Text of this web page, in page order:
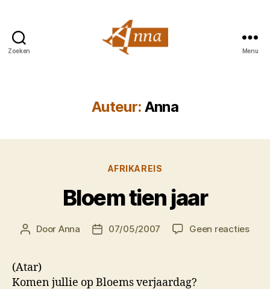
Zoeken Menu
Auteur: Anna
Categorieën
AFRIKAREIS
Bloem tien jaar
Berichtauteur
Door Anna Berichtdatum
07/05/2007 Geen reactiesop
(Atar)
Komen jullie op Bloems verjaardag?